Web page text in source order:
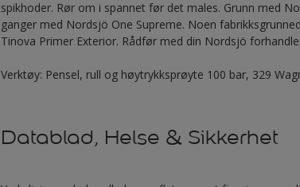
spikhoder. Rør om i spannet før det males. Grunn med
ganger med Nordsjö One Supreme. Noen
Tinova Primer Exterior. Rådfør med din Nordsjö
Verktøy: Pensel, rull og høytrykksprøyte 100 bar, 329
Datablad, Helse & Sikkerhet